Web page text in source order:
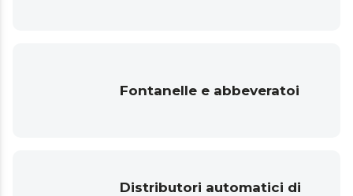
Fontanelle e abbeveratoi
Distributori automatici di